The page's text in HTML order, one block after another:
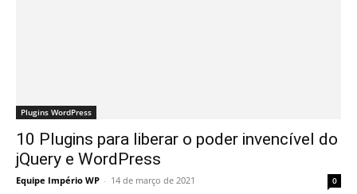
Plugins WordPress
10 Plugins para liberar o poder invencível do
jQuery e WordPress
Equipe Império WP - 14 de março de 2021 0